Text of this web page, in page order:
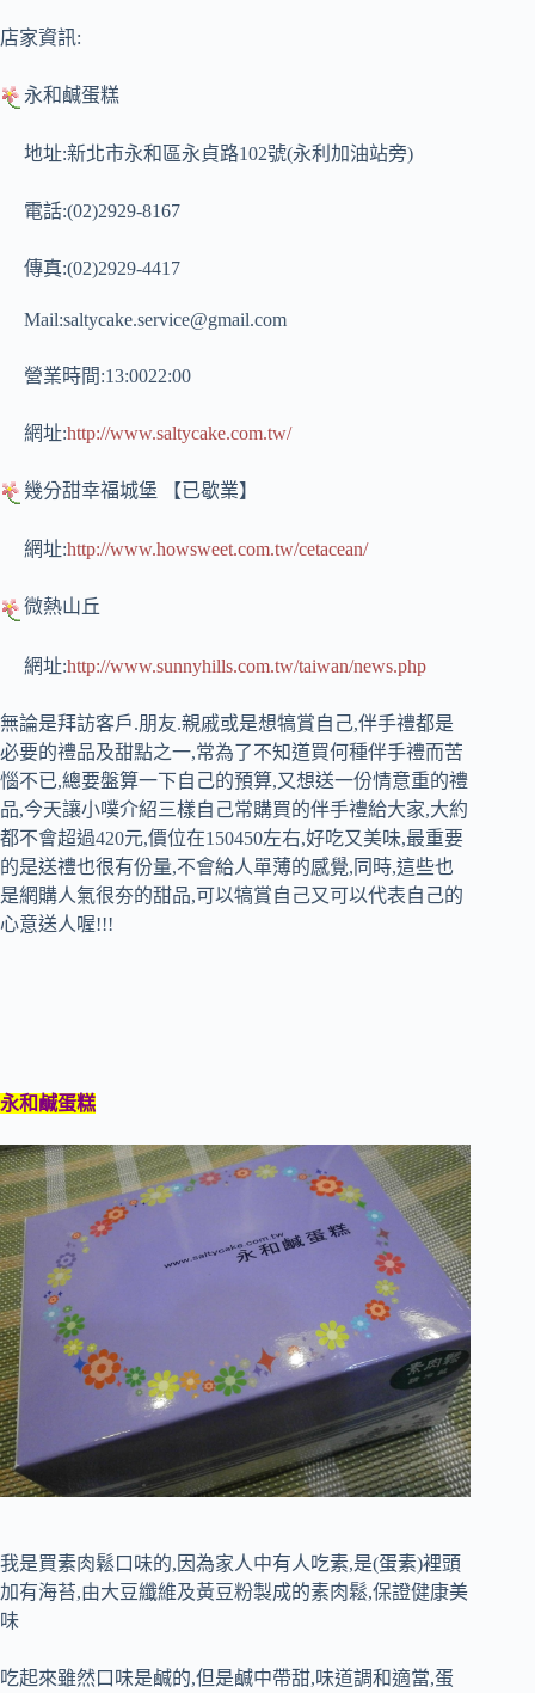
店家資訊:
永和鹹蛋糕
地址:新北市永和區永貞路102號(永利加油站旁)
電話:(02)2929-8167
傳真:(02)2929-4417
Mail:saltycake.service@gmail.com
營業時間:13:0022:00
網址:http://www.saltycake.com.tw/
幾分甜幸福城堡 【已歇業】
網址:http://www.howsweet.com.tw/cetacean/
微熱山丘
網址:http://www.sunnyhills.com.tw/taiwan/news.php
無論是拜訪客戶.朋友.親戚或是想犒賞自己,伴手禮都是
必要的禮品及甜點之一,常為了不知道買何種伴手禮而苦
惱不已,總要盤算一下自己的預算,又想送一份情意重的禮
品,今天讓小噗介紹三樣自己常購買的伴手禮給大家,大約
都不會超過420元,價位在150450左右,好吃又美味,最重要
的是送禮也很有份量,不會給人單薄的感覺,同時,這些也
是網購人氣很夯的甜品,可以犒賞自己又可以代表自己的
心意送人喔!!!
永和鹹蛋糕
我是買素肉鬆口味的,因為家人中有人吃素,是(蛋素)裡頭
加有海苔,由大豆纖維及黃豆粉製成的素肉鬆,保證健康美
味
吃起來雖然口味是鹹的,但是鹹中帶甜,味道調和適當,蛋